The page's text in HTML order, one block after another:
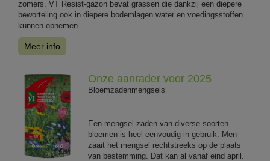
zomers. VT Resist-gazon bevat grassen die dankzij een diepere
beworteling ook in diepere bodemlagen water en voedingsstoffen
kunnen opnemen.
Meer info
Onze aanrader voor 2025
Bloemzadenmengsels
Een mengsel zaden van diverse soorten
bloemen is heel eenvoudig in gebruik. Men
zaait het mengsel rechtstreeks op de plaats
van bestemming. Dat kan al vanaf eind april.